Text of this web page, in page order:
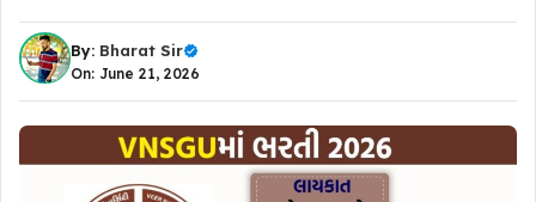
By: Bharat Sir
On: June 21, 2026